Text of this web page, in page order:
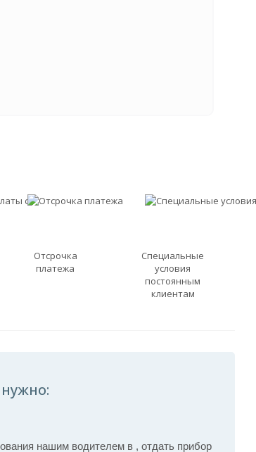
Отсрочка
платежа
Специальные
условия
постоянным
клиентам
нашим водителем в , отдать прибор